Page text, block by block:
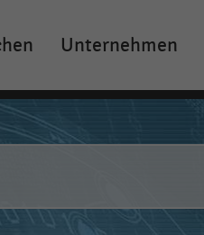
Unternehmen